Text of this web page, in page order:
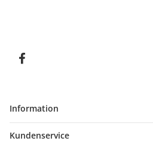
Information
Kundenservice